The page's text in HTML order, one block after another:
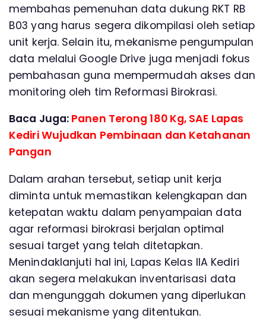
membahas pemenuhan data dukung RKT RB
B03 yang harus segera dikompilasi oleh setiap
unit kerja. Selain itu, mekanisme pengumpulan
data melalui Google Drive juga menjadi fokus
pembahasan guna mempermudah akses dan
monitoring oleh tim Reformasi Birokrasi.
Baca Juga: Panen Terong 180 Kg, SAE Lapas
Kediri Wujudkan Pembinaan dan Ketahanan
Pangan
Dalam arahan tersebut, setiap unit kerja
diminta untuk memastikan kelengkapan dan
ketepatan waktu dalam penyampaian data
agar reformasi birokrasi berjalan optimal
sesuai target yang telah ditetapkan.
Menindaklanjuti hal ini, Lapas Kelas IIA Kediri
akan segera melakukan inventarisasi data
dan mengunggah dokumen yang diperlukan
sesuai mekanisme yang ditentukan.